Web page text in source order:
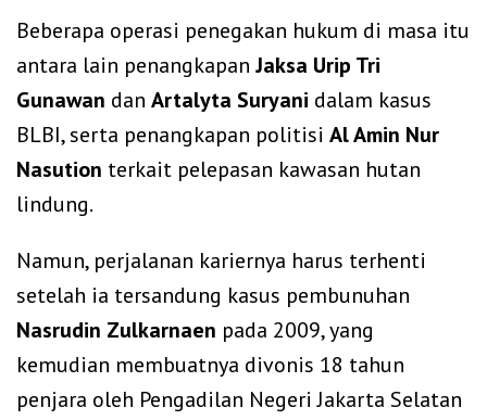
Beberapa operasi penegakan hukum di masa itu
antara lain penangkapan Jaksa Urip Tri
Gunawan dan Artalyta Suryani dalam kasus
BLBI, serta penangkapan politisi Al Amin Nur
Nasution terkait pelepasan kawasan hutan
lindung.
Namun, perjalanan kariernya harus terhenti
setelah ia tersandung kasus pembunuhan
Nasrudin Zulkarnaen pada 2009, yang
kemudian membuatnya divonis 18 tahun
penjara oleh Pengadilan Negeri Jakarta Selatan